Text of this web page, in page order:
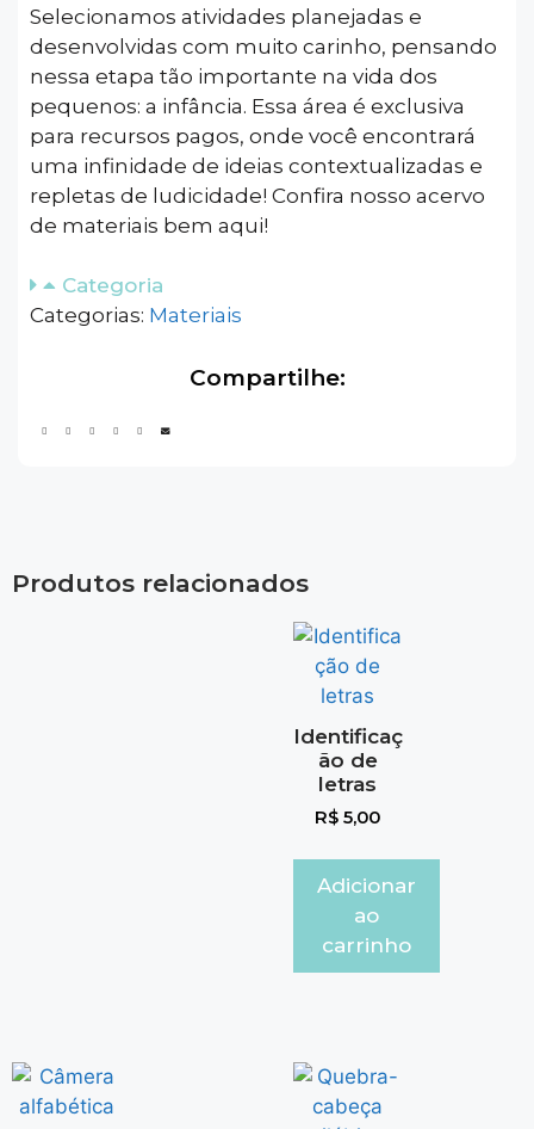
Selecionamos atividades planejadas e
desenvolvidas com muito carinho, pensando
nessa etapa tão importante na vida dos
pequenos: a infância. Essa área é exclusiva
para recursos pagos, onde você encontrará
uma infinidade de ideias contextualizadas e
repletas de ludicidade! Confira nosso acervo
de materiais bem aqui!
Categoria
Categorias: Materiais
Compartilhe:
Produtos relacionados
Identificaç
ão de
letras
R$ 5,00
Adicionar
ao
carrinho